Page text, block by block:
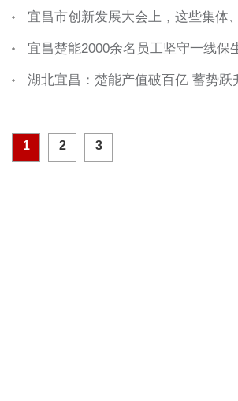
宜昌市创新发展大会上，这些集体
宜昌楚能2000余名员工坚守一线保
湖北宜昌：楚能产值破百亿 蓄势跃
1 2 3